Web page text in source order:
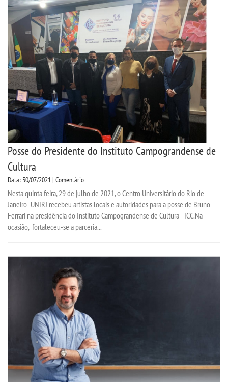
Posse do Presidente do Instituto Campograndense de
Cultura
Data: 30/07/2021 | Comentário
Nesta quinta feira, 29 de julho de 2021, o Centro Universitário do Rio de
Janeiro- UNIRJ recebeu artistas locais e autoridades para a posse de Bruno
Ferrari na presidência do Instituto Campograndense de Cultura - ICC.Na
ocasião, fortaleceu-se a parceria...